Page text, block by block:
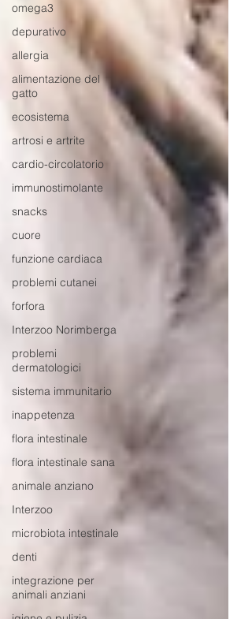
omega3
depurativo
allergia
alimentazione del
gatto
ecosistema
artrosi e artrite
cardio-circolatorio
immunostimolante
snacks
cuore
funzione cardiaca
problemi cutanei
forfora
Interzoo Norimberga
problemi
dermatologici
sistema immunitario
inappetenza
flora intestinale
flora intestinale sana
animale anziano
Interzoo
microbiota intestinale
denti
integrazione per
animali anziani